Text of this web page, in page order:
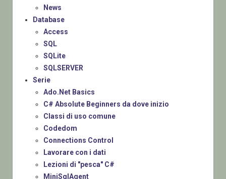
News
Database
Access
SQL
SQLite
SQLSERVER
Serie
Ado.Net Basics
C# Absolute Beginners da dove inizio
Classi di uso comune
Codedom
Connections Control
Lavorare con i dati
Lezioni di "pesca" C#
MiniSqlAgent